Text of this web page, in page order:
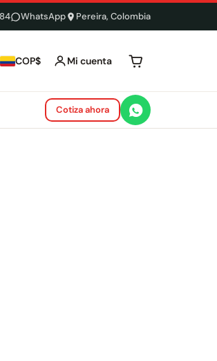
WhatsApp Pereira, Colombia
COP$ Mi cuenta Tu carrito está
Cotiza ahora